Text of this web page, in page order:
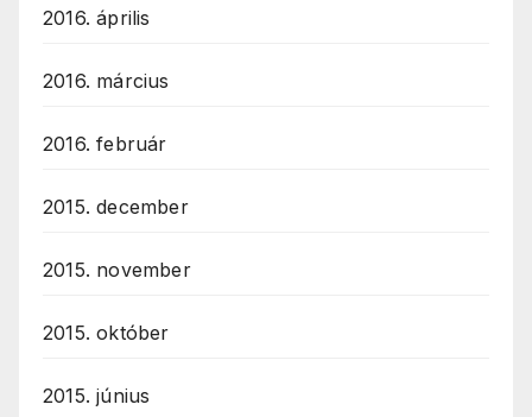
2016. április
2016. március
2016. február
2015. december
2015. november
2015. október
2015. június